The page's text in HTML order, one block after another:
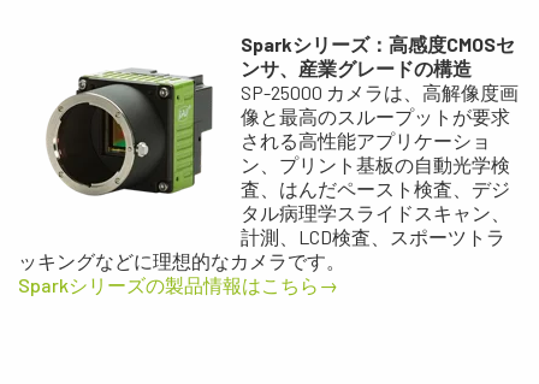
Sparkシリーズ：高感度CMOSセ
ンサ、産業グレードの構造
SP-25000 カメラは、高解像度画
像と最高のスループットが要求
される高性能アプリケーショ
ン、プリント基板の自動光学検
査、はんだペースト検査、デジ
タル病理学スライドスキャン、
計測、LCD検査、スポーツトラ
ッキングなどに理想的なカメラです。
Sparkシリーズの製品情報はこちら→